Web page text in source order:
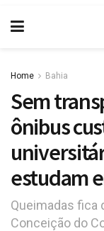
Home Bahia
Sem
ônibus
estudam
Queimadas fica
Conceição do